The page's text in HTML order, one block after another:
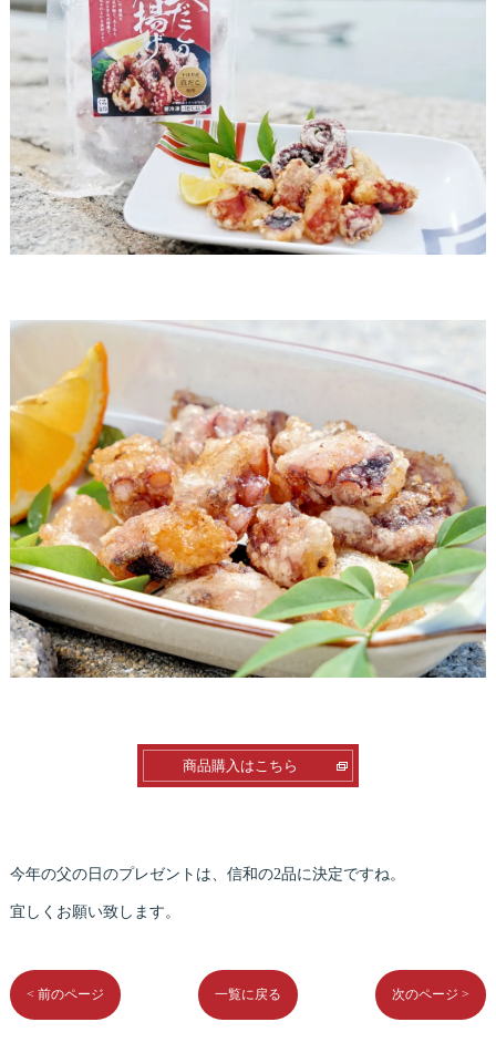
商品購入はこちら
今年の父の日のプレゼントは、信和の2品に決定ですね。
宜しくお願い致します。
< 前のページ 一覧に戻る 次のページ >